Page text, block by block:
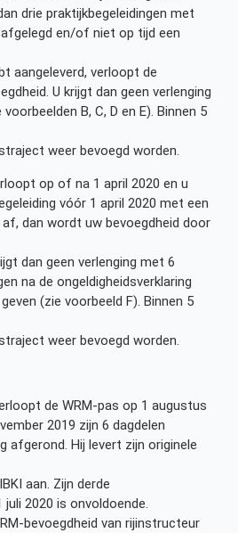
drie praktijkbegeleidingen met
en/of niet op tijd een
aangeleverd, verloopt de
U krijgt dan geen verlenging
B, C, D en E). Binnen 5
weer bevoegd worden.
op of na 1 april 2020 en u
vóór 1 april 2020 met een
dan wordt uw bevoegdheid door
dan geen verlenging met 6
na de ongeldigheidsverklaring
(zie voorbeeld F). Binnen 5
weer bevoegd worden.
de WRM-pas op 1 augustus
2019 zijn 6 dagdelen
afgerond. Hij levert zijn originele
aan. Zijn derde
2020 is onvoldoende.
bevoegdheid van rijinstructeur